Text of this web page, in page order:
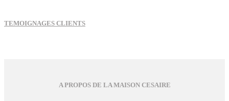
TEMOIGNAGES CLIENTS
A PROPOS DE LA MAISON CESAIRE